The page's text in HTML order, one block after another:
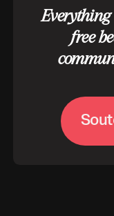
free
Sout